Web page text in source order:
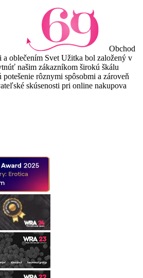
Obchod
oblečením Svet Užitka bol založený v
našim zákazníkom širokú škálu
rôznymi spôsobmi a zároveň
skúsenosti pri online nakupova